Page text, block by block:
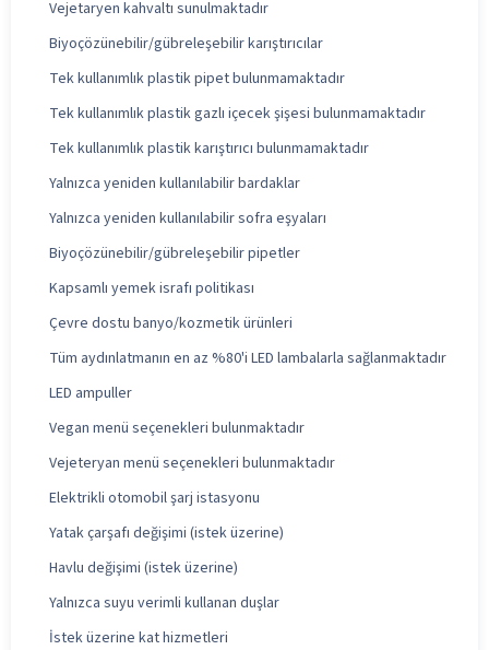
Vejetaryen kahvaltı sunulmaktadır
Biyoçözünebilir/gübreleşebilir karıştırıcılar
Tek kullanımlık plastik pipet bulunmamaktadır
Tek kullanımlık plastik gazlı içecek şişesi bulunmamaktadır
Tek kullanımlık plastik karıştırıcı bulunmamaktadır
Yalnızca yeniden kullanılabilir bardaklar
Yalnızca yeniden kullanılabilir sofra eşyaları
Biyoçözünebilir/gübreleşebilir pipetler
Kapsamlı yemek israfı politikası
Çevre dostu banyo/kozmetik ürünleri
Tüm aydınlatmanın en az %80'i LED lambalarla sağlanmaktadır
LED ampuller
Vegan menü seçenekleri bulunmaktadır
Vejeteryan menü seçenekleri bulunmaktadır
Elektrikli otomobil şarj istasyonu
Yatak çarşafı değişimi (istek üzerine)
Havlu değişimi (istek üzerine)
Yalnızca suyu verimli kullanan duşlar
İstek üzerine kat hizmetleri